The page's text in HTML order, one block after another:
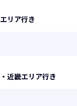
リア行き
近畿エリア行き